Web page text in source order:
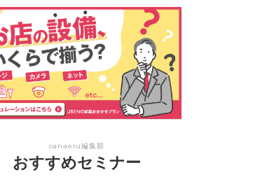
canaeru編集部
おすすめセミナー